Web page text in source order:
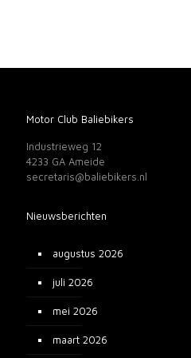
Motor Club Baliebikers
Industrieweg 12
4233 GA Ameide
secretaris@baliebikers.nl
Nieuwsberichten
augustus 2026
juli 2026
mei 2026
maart 2026